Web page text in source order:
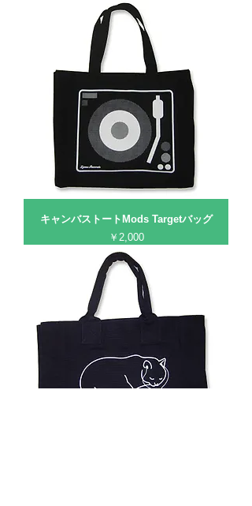
キャンバストートMods Targetバッグ
価格
￥2,000